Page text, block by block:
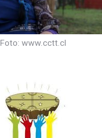
Foto: www.cctt.cl